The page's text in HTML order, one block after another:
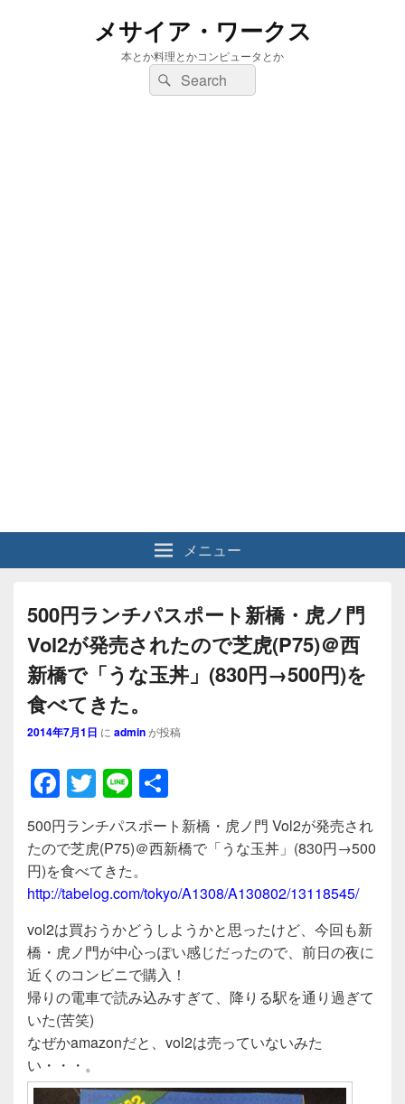
メサイア・ワークス
本とか料理とかコンピュータとか
検
索:
検
索
メニュー
500円ランチパスポート新橋・虎ノ門
Vol2が発売されたので芝虎(P75)＠西
新橋で「うな玉丼」(830円→500円)を
食べてきた。
2014年7月1日 に adminが投稿
F
a
c
e
b
o
o
k
T
wi
tt
er
Li
n
e
有
500円ランチパスポート新橋・虎ノ門 Vol2が発売され
たので芝虎(P75)＠西新橋で「うな玉丼」(830円→500
円)を食べてきた。
http://tabelog.com/tokyo/A1308/A130802/13118545/
vol2は買おうかどうしようかと思ったけど、今回も新
橋・虎ノ門が中心っぽい感じだったので、前日の夜に
近くのコンビニで購入！
帰りの電車で読み込みすぎて、降りる駅を通り過ぎて
いた(苦笑)
なぜかamazonだと、vol2は売っていないみた
い・・・。